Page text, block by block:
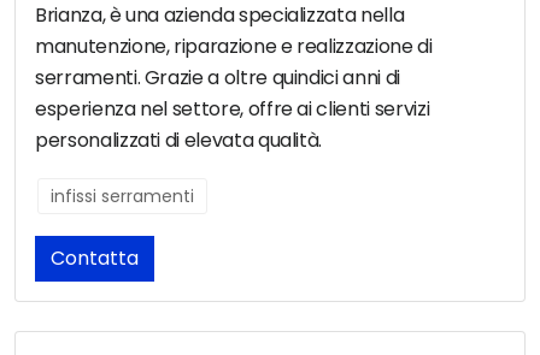
Brianza, è una azienda specializzata nella
manutenzione, riparazione e realizzazione di
serramenti. Grazie a oltre quindici anni di
esperienza nel settore, offre ai clienti servizi
personalizzati di elevata qualità.
infissi serramenti
Contatta